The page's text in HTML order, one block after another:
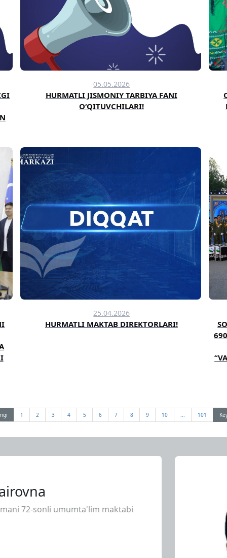
05.05.2026
HURMATLI JISMONIY TARBIYA FANI
OʻQITUVCHILARI!
25.04.2026
HURMATLI MAKTAB DIREKTORLARI!
1 2 3 4 5 6 7 8 9 10 101
72-sonli umumta'lim maktabi